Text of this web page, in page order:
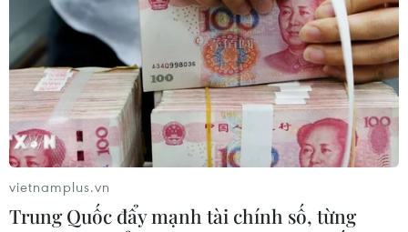
vietnamplus.vn
Trung Quốc đẩy mạnh tài chính số, từng